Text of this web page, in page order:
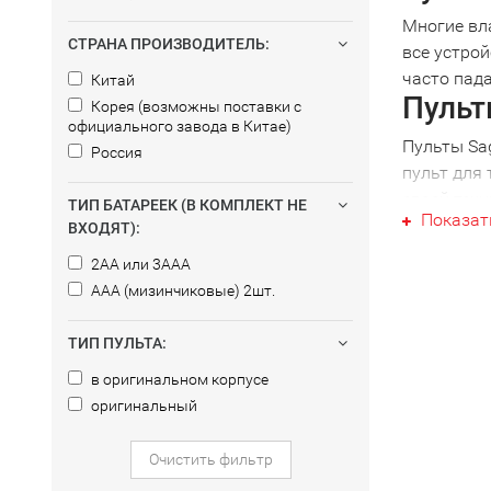
СТРАНА ПРОИЗВОДИТЕЛЬ:
Китай
Корея (возможны поставки с
официального завода в Китае)
Россия
ТИП БАТАРЕЕК (В КОМПЛЕКТ НЕ
ВХОДЯТ):
2AA или 3AAA
AAA (мизинчиковые) 2шт.
ТИП ПУЛЬТА:
в оригинальном корпусе
оригинальный
Очистить фильтр
Многие
все
часто
Пульты
пульт для
вы